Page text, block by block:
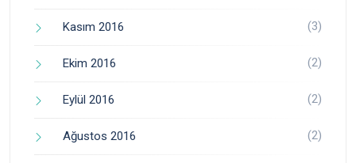
Kasım 2016 (3)
Ekim 2016 (2)
Eylül 2016 (2)
Ağustos 2016 (2)